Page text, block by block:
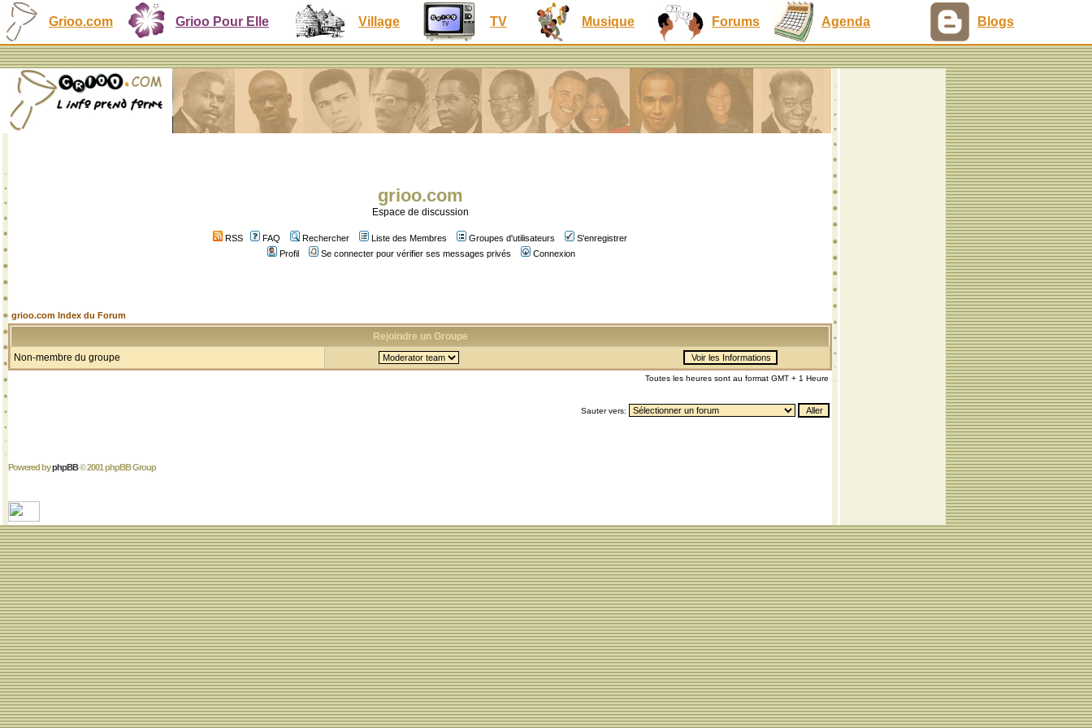
Grioo.com Grioo Pour Elle Village TV Musique Forums Agenda Blogs
grioo.com
Espace de discussion
RSS FAQ Rechercher Liste des Membres Groupes d'utilisateurs
S'enregistrer
Profil
Se connecter pour vérifier ses messages privés Connexion
grioo.com Index du Forum
Rejoindre un Groupe
Non-membre du groupe
Toutes les heures sont au format GMT + 1 Heure
Sauter vers:
Powered byphpBB© 2001 phpBB Group